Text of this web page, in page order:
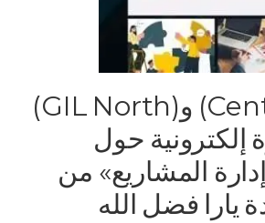
(Centre MINE) و(GIL North)
إلكترونية حول
المشاريع» من
يارا فضل الله